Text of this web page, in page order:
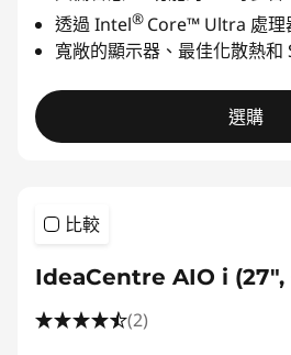
透過 Intel® Core™ Ultra 處理
寬敞的顯示器、最佳化散熱
選購
比較
IdeaCentre AIO i (27",
(2)